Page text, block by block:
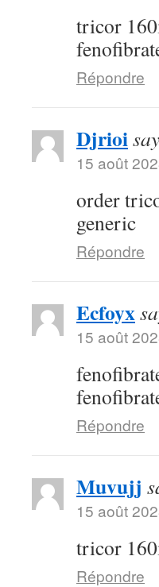
tricor
Répondre
Djrioi
15 août
order
generic
Répondre
Ecfoyx
15 août
Répondre
Muvujj
15 août
tricor
Répondre